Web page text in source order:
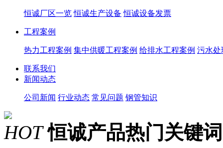
恒诚厂区一览 恒诚生产设备 恒诚设备发票
工程案例
热力工程案例 集中供暖工程案例 给排水工程案例 污水处
联系我们
新闻动态
公司新闻 行业动态 常见问题 钢管知识
HOT 恒诚产品热门关键